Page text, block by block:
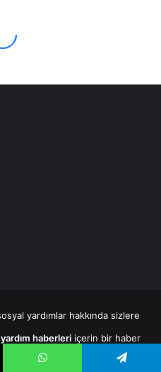
yardımlar hakkında sizlere
haberleri içerin bir haber
hakkında detaylı içeriklere